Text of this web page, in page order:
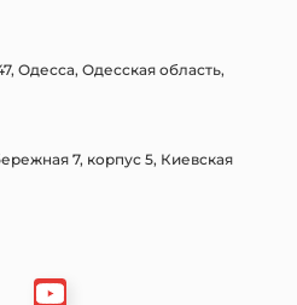
Tesla Toyota
Volvo
Одесса, Одесская область,
7, корпус 5, Киевская